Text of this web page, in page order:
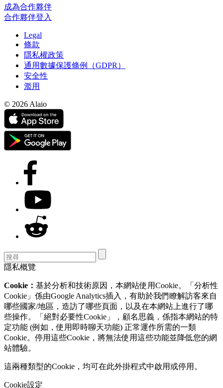
成為合作夥伴
合作夥伴登入
Legal
條款
隱私權政策
通用數據保護條例（GDPR）
安全性
濫用
© 2026 Alaio
隱私概覽
Cookie： 基於分析和技術原因，本網站使用Cookie。「分析性
Cookie」係由Google Analytics插入，有助於我們瞭解訪客來自
哪些國家/地區，造訪了哪些頁面，以及在本網站上進行了哪
些操作。「絕對必要性Cookie」，顧名思義，係指本網站的特
定功能 (例如，使用即時聊天功能) 正常運作所需的一類
Cookie。停用這些Cookie，將無法使用這些功能並降低您的網
站體驗。
這兩種類型的Cookie，均可在此外掛程式中啟用或停用。
Cookie設定